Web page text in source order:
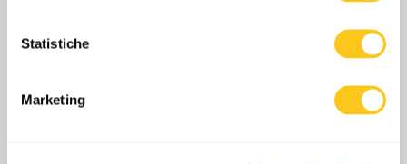
geografica, con un'approssimazione di qualche
Identificare il tuo dispositivo, scansionandolo
attivamente alla ricerca di caratteristiche specifiche
Statistiche
Marketing
sortite di Mavic, consumando circa 1.400
batterie e sottraendo centinaia di piloti dalle
operazioni di combattimento.